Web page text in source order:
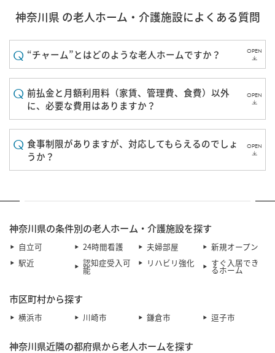
神奈川県 の老人ホーム・介護施設によくある質問
“チャーム”とはどのような老人ホームですか？ OPEN
前払金と月額利用料（家賃、管理費、食費）以外
に、必要な費用はありますか？
OPEN
食事制限がありますが、対応してもらえるのでしょ
うか？
OPEN
神奈川県の条件別の老人ホーム・介護施設を探す
自立可 24時間看護 夫婦部屋
新規オープン
駅近
認知症受入可
能
リハビリ強化 すぐ入居でき
るホーム
市区町村から探す
横浜市 川崎市 鎌倉市 逗子市
神奈川県近隣の都府県から老人ホームを探す